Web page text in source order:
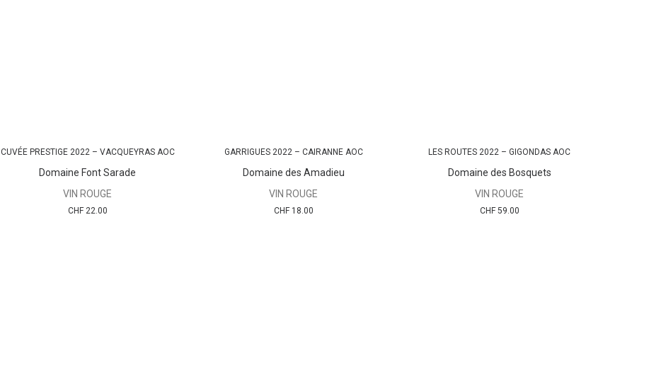
CUVÉE PRESTIGE 2022 – VACQUEYRAS AOC
Domaine Font Sarade
VIN ROUGE
CHF22.00
GARRIGUES 2022 – CAIRANNE AOC
Domaine des Amadieu
VIN ROUGE
CHF18.00
LES ROUTES 2022 – GIGONDAS AOC
Domaine des Bosquets
VIN ROUGE
CHF59.00